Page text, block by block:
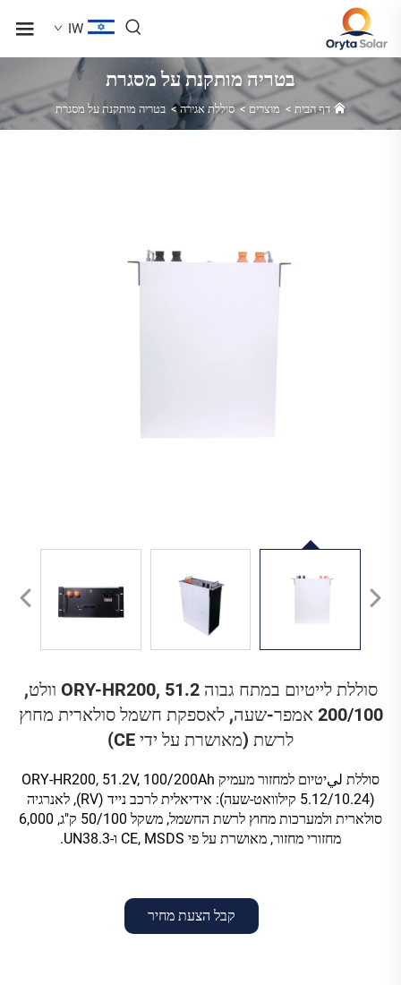
IW
בטריה מותקנת על מסגרת
דף הבית > מוצרים >סוללת אגירה>בטריה מותקנת על מסגרת
סוללת לייטיום במתח גבוה ORY-HR200, 51.2 וולט,
100‏/200 אמפר-שעה, לאספקת חשמל סולארית מחוץ
לרשת (מאושרת על ידי CE)
סוללת ليיטיום למחזור מעמיק ORY-HR200, 51.2V, 100/200Ah
(5.12/10.24 קילוואט-שעה): אידיאלית לרכב נייד (RV), לאנרגיה
סולארית ולמערכות מחוץ לרשת החשמל, משקל 50/100 ק"ג, 6,000
מחזורי מחזור, מאושרת על פי CE, MSDS ו-UN38.3.
קבל הצעת מחיר